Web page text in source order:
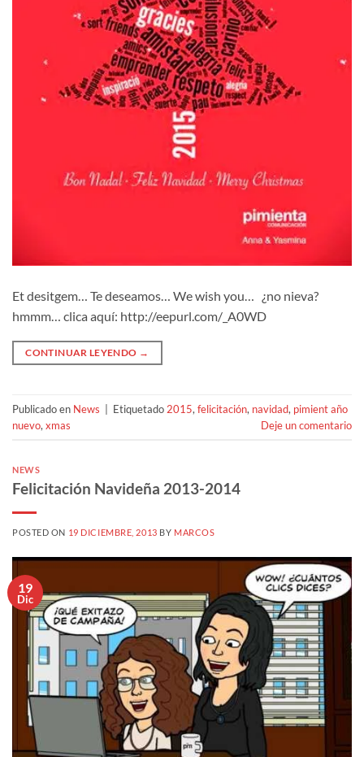
Et desitgem… Te deseamos… We wish you… ¿no nieva?
hmmm… clica aquí: http://eepurl.com/_A0WD
CONTINUAR LEYENDO →
Publicado en News Etiquetado 2015, felicitación, navidad, pimient año
nuevo, xmas Deje un comentario
NEWS
Felicitación Navideña 2013-2014
POSTED ON 19 DICIEMBRE, 2013 BY MARCOS
19
Dic